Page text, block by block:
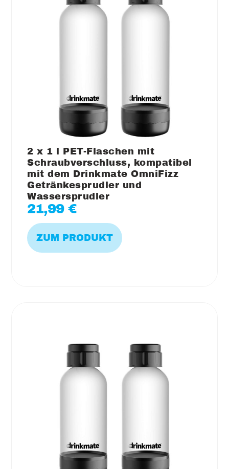
2 x 1 l PET-Flaschen mit
Schraubverschluss, kompatibel
mit dem Drinkmate OmniFizz
Getränkesprudler und
Wassersprudler
21,99€
ZUM PRODUKT